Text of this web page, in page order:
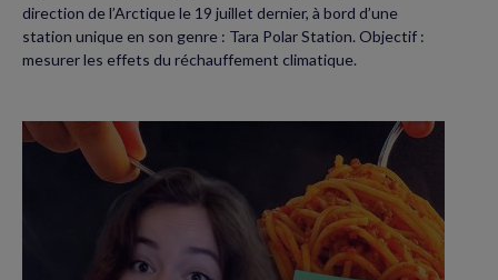
direction de l’Arctique le 19 juillet dernier, à bord d’une
station unique en son genre : Tara Polar Station. Objectif :
mesurer les effets du réchauffement climatique.